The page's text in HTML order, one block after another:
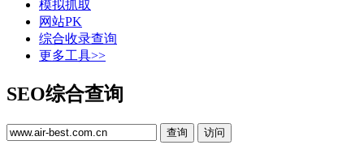
模拟抓取
网站PK
综合收录查询
更多工具>>
SEO综合查询